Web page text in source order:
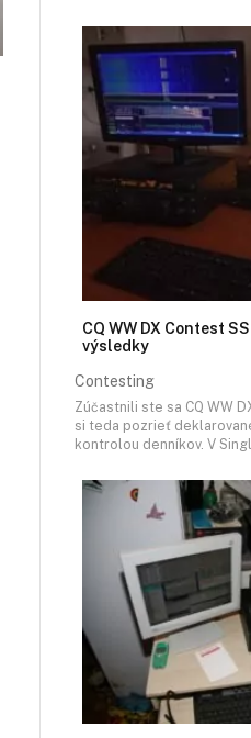
CQ WW DX Contest
výsledky
Contesting
Zúčastnili ste sa CQ WW
si teda pozrieť
kontrolou denníkov. V